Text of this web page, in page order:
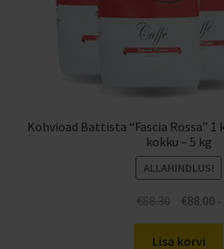
Kohvioad Battista “Fascia Rossa” 1
kokku – 5 kg
ALLAHINDLUS!
€88.30
Algne
oli:
€88.00 -
Lisa korvi